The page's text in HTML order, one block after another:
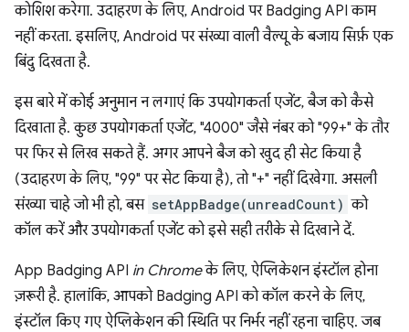
कोशिश करेगा. उदाहरण के लिए, Android पर Badging API काम
नहीं करता. इसलिए, Android पर संख्या वाली वैल्यू के बजाय सिर्फ़ एक
बिंदु दिखता है.
इस बारे में कोई अनुमान न लगाएं कि उपयोगकर्ता एजेंट, बैज को कैसे
दिखाता है. कुछ उपयोगकर्ता एजेंट, "4000" जैसे नंबर को "99+" के तौर
पर फिर से लिख सकते हैं. अगर आपने बैज को खुद ही सेट किया है
(उदाहरण के लिए, "99" पर सेट किया है), तो "+" नहीं दिखेगा. असली
संख्या चाहे जो भी हो, बस setAppBadge(unreadCount) को
कॉल करें और उपयोगकर्ता एजेंट को इसे सही तरीके से दिखाने दें.
App Badging API in Chromeके लिए, ऐप्लिकेशन इंस्टॉल होना
ज़रूरी है. हालांकि, आपको Badging API को कॉल करने के लिए,
इंस्टॉल किए गए ऐप्लिकेशन की स्थिति पर निर्भर नहीं रहना चाहिए. जब